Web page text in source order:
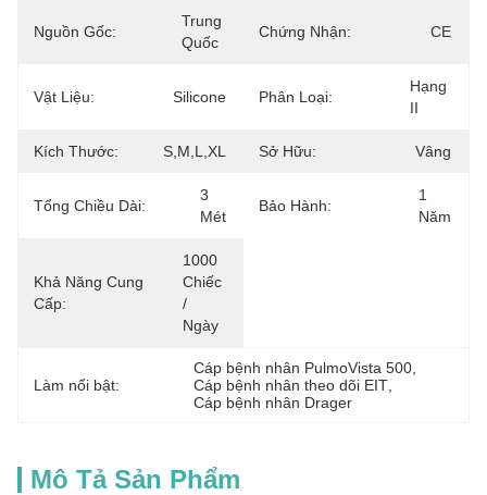
Nguồn Gốc:
Trung
Quốc
Chứng Nhận: CE
Vật Liệu: Silicone Phân Loại:
Hạng
II
Kích Thước: S,M,L,XL Sở Hữu: Vâng
Tổng Chiều Dài:
3
Mét
Bảo Hành:
1
Năm
Khả Năng Cung
Cấp:
1000
Chiếc
/
Ngày
Làm nổi bật:
Cáp bệnh nhân PulmoVista 500
Cáp bệnh nhân theo dõi EIT
Cáp bệnh nhân Drager
Mô Tả Sản Phẩm